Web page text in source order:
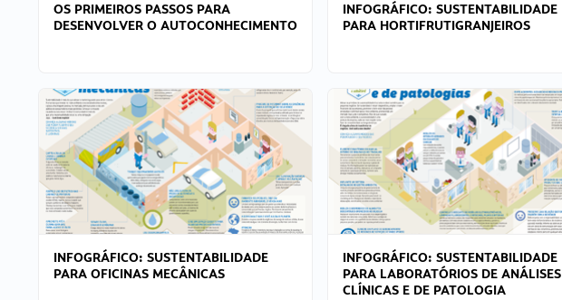
OS PRIMEIROS PASSOS PARA
DESENVOLVER O AUTOCONHECIMENTO
INFOGRÁFICO: SUSTENTABILIDADE
PARA HORTIFRUTIGRANJEIROS
INFOGRÁFICO: SUSTENTABILIDADE
PARA OFICINAS MECÂNICAS
INFOGRÁFICO: SUSTENTABILIDADE
PARA LABORATÓRIOS DE ANÁLISES
CLÍNICAS E DE PATOLOGIA